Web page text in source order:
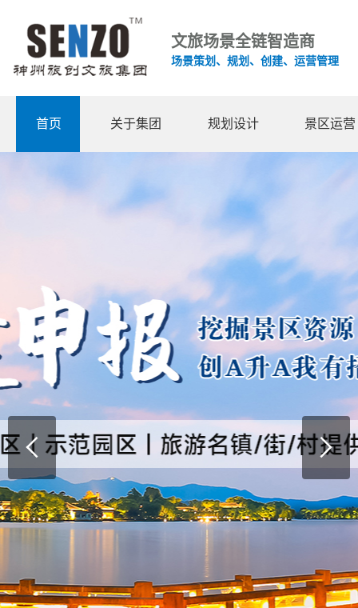
文旅场景全链智造商
场景策划、规划、创建、运营管理
首页 关于集团 规划设计 景区运营